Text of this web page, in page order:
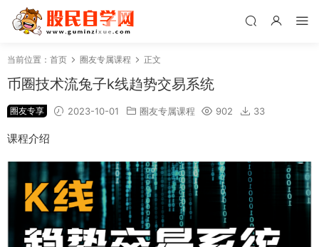
当前位置： 首页 圈友专属课程 正文
币圈技术流兔子k线趋势交易系统
圈友专享 2023-10-01 圈友专属课程 902 33
课程介绍